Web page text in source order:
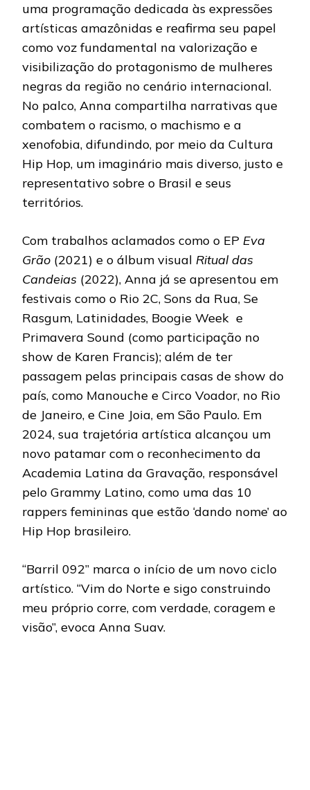
uma programação dedicada às expressões
artísticas amazônidas e reafirma seu papel
como voz fundamental na valorização e
visibilização do protagonismo de mulheres
negras da região no cenário internacional.
No palco, Anna compartilha narrativas que
combatem o racismo, o machismo e a
xenofobia, difundindo, por meio da Cultura
Hip Hop, um imaginário mais diverso, justo e
representativo sobre o Brasil e seus
territórios.
Com trabalhos aclamados como o EP Eva
Grão (2021) e o álbum visual Ritual das
Candeias (2022), Anna já se apresentou em
festivais como o Rio 2C, Sons da Rua, Se
Rasgum, Latinidades, Boogie Week e
Primavera Sound (como participação no
show de Karen Francis); além de ter
passagem pelas principais casas de show do
país, como Manouche e Circo Voador, no Rio
de Janeiro, e Cine Joia, em São Paulo. Em
2024, sua trajetória artística alcançou um
novo patamar com o reconhecimento da
Academia Latina da Gravação, responsável
pelo Grammy Latino, como uma das 10
rappers femininas que estão ‘dando nome’ ao
Hip Hop brasileiro.
“Barril 092” marca o início de um novo ciclo
artístico. “Vim do Norte e sigo construindo
meu próprio corre, com verdade, coragem e
visão”, evoca Anna Suav.